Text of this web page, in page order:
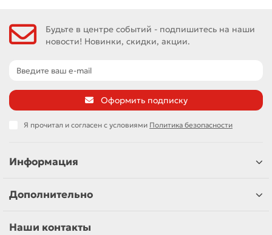
Будьте в центре событий - подпишитесь на наши
новости! Новинки, скидки, акции.
Оформить подписку
Я прочитал и согласен с условиями Политика безопасности
Информация
Дополнительно
Наши контакты